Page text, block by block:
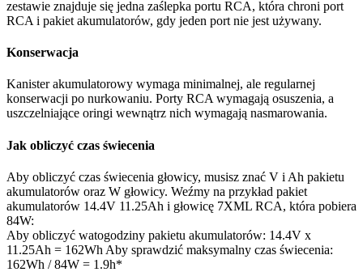
zestawie znajduje się jedna zaślepka portu RCA, która chroni port
RCA i pakiet akumulatorów, gdy jeden port nie jest używany.
Konserwacja
Kanister akumulatorowy wymaga minimalnej, ale regularnej
konserwacji po nurkowaniu. Porty RCA wymagają osuszenia, a
uszczelniające oringi wewnątrz nich wymagają nasmarowania.
Jak obliczyć czas świecenia
Aby obliczyć czas świecenia głowicy, musisz znać V i Ah pakietu
akumulatorów oraz W głowicy. Weźmy na przykład pakiet
akumulatorów 14.4V 11.25Ah i głowicę 7XML RCA, która pobiera
84W:
Aby obliczyć watogodziny pakietu akumulatorów: 14.4V x
11.25Ah = 162Wh Aby sprawdzić maksymalny czas świecenia:
162Wh / 84W = 1.9h*